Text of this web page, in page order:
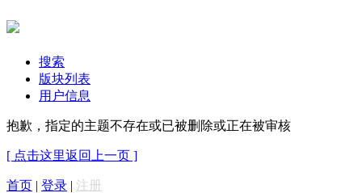
搜索
版块列表
用户信息
抱歉，指定的主题不存在或已被删除或正在被审核
[ 点击这里返回上一页 ]
首页 | 登录 | 注册